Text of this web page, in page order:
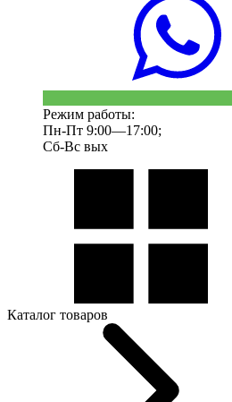
Режим работы:
Пн-Пт 9:00—17:00;
Сб-Вс вых
Каталог товаров